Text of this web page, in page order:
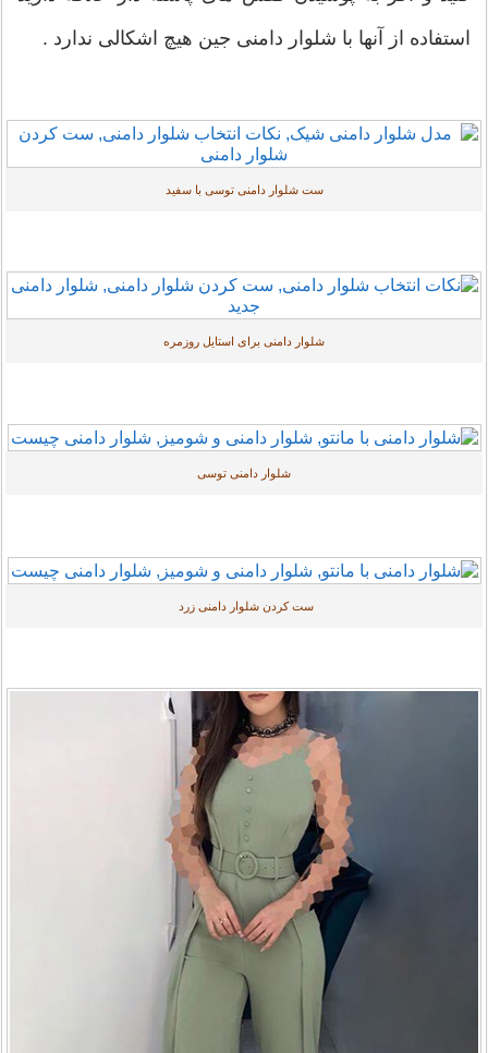
استفاده از آنها با شلوار دامنی جین هیچ اشکالی ندارد .
ست شلوار دامنی توسی با سفید
شلوار دامنی برای استایل روزمره
شلوار دامنی توسی
ست کردن شلوار دامنی زرد